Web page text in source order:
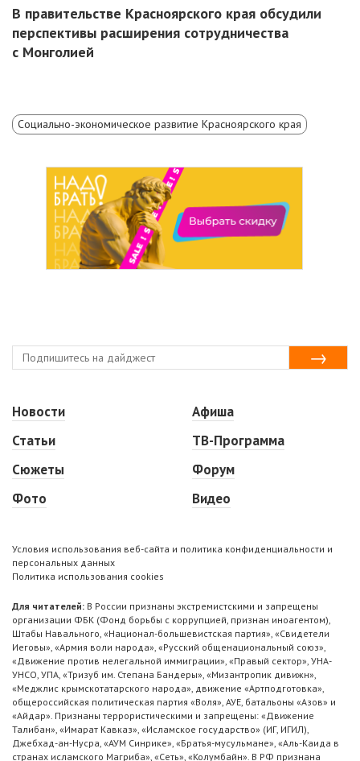
В правительстве Красноярского края обсудили
перспективы расширения сотрудничества
с Монголией
Социально-экономическое развитие Красноярского края
Новости
Статьи
Сюжеты
Фото
Афиша
ТВ-Программа
Форум
Видео
Условия использования веб-сайта и политика конфиденциальности и
персональных данных
Политика использования cookies
Для читателей: В России признаны экстремистскими и запрещены
организации ФБК (Фонд борьбы с коррупцией, признан иноагентом),
Штабы Навального, «Национал-большевистская партия», «Свидетели
Иеговы», «Армия воли народа», «Русский общенациональный союз»,
«Движение против нелегальной иммиграции», «Правый сектор», УНА-
УНСО, УПА, «Тризуб им. Степана Бандеры», «Мизантропик дивижн»,
«Меджлис крымскотатарского народа», движение «Артподготовка»,
общероссийская политическая партия «Воля», АУЕ, батальоны «Азов» и
«Айдар». Признаны террористическими и запрещены: «Движение
Талибан», «Имарат Кавказ», «Исламское государство» (ИГ, ИГИЛ),
Джебхад-ан-Нусра, «АУМ Синрике», «Братья-мусульмане», «Аль-Каида в
странах исламского Магриба», «Сеть», «Колумбайн». В РФ признана